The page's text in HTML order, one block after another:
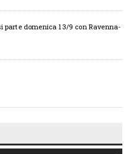
parte domenica 13/9 con Ravenna-